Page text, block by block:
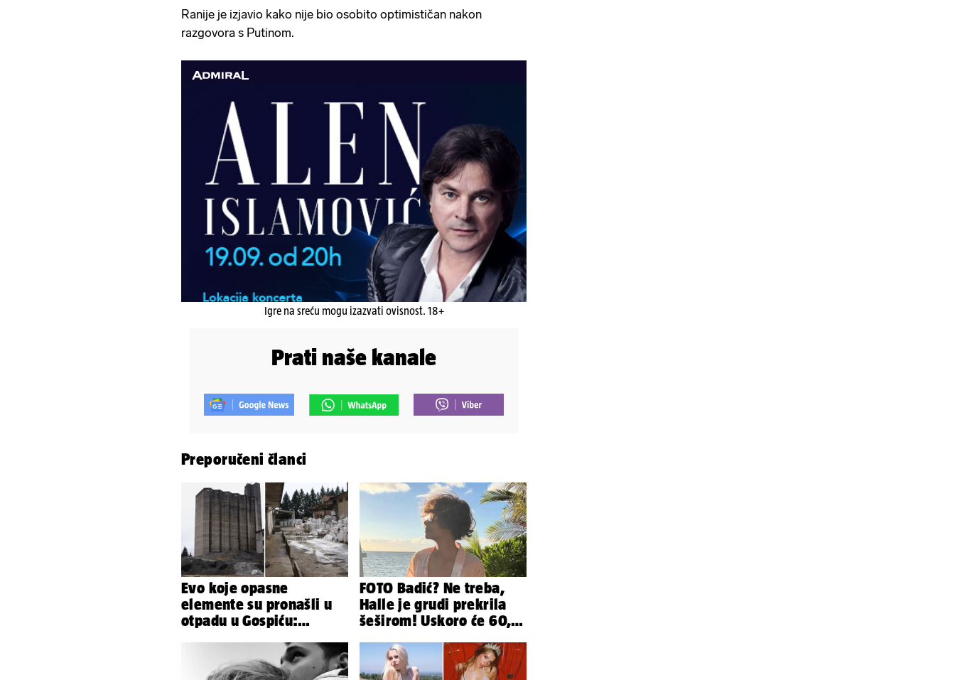
Ranije je izjavio kako nije bio osobito optimističan nakon
razgovora s Putinom.
Igre na sreću mogu izazvati ovisnost. 18+
Prati naše kanale
Preporučeni članci
Evo koje opasne
elemente su pronašli u
otpadu u Gospiću:
FOTO Badić? Ne treba,
Halle je grudi prekrila
šeširom! Uskoro će 60,